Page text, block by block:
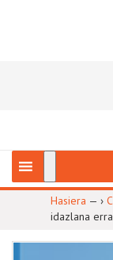
Hasiera — ›
idazlana